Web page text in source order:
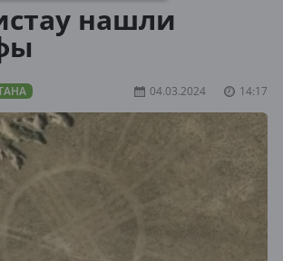
нашли
04.03.2024 14:17